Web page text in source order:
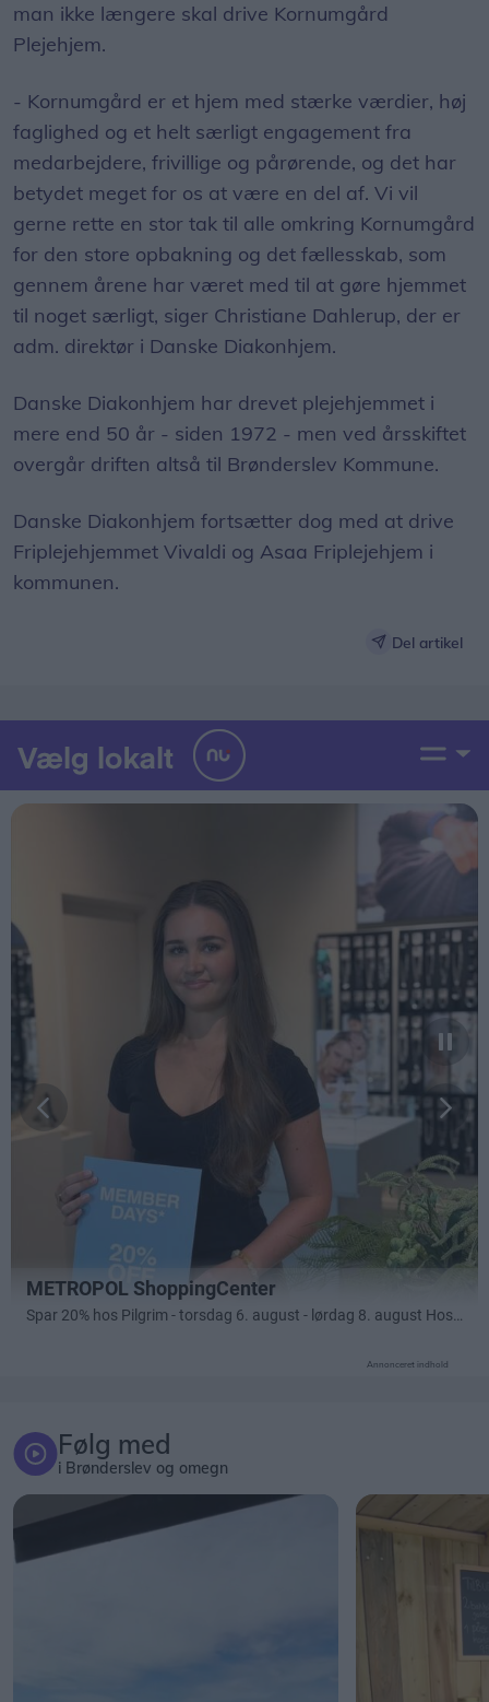
man ikke længere skal drive Kornumgård
Plejehjem.
- Kornumgård er et hjem med stærke værdier, høj
faglighed og et helt særligt engagement fra
medarbejdere, frivillige og pårørende, og det har
betydet meget for os at være en del af. Vi vil
gerne rette en stor tak til alle omkring Kornumgård
for den store opbakning og det fællesskab, som
gennem årene har været med til at gøre hjemmet
til noget særligt, siger Christiane Dahlerup, der er
adm. direktør i Danske Diakonhjem.
Danske Diakonhjem har drevet plejehjemmet i
mere end 50 år - siden 1972 - men ved årsskiftet
overgår driften altså til Brønderslev Kommune.
Danske Diakonhjem fortsætter dog med at drive
Friplejehjemmet Vivaldi og Asaa Friplejehjem i
kommunen.
Del artikel
Annonceret indhold
Følg med
i Brønderslev og omegn